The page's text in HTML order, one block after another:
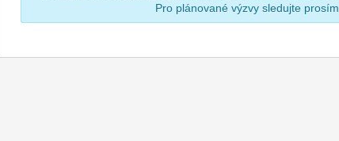
Pro plánované výzvy sledujte prosím